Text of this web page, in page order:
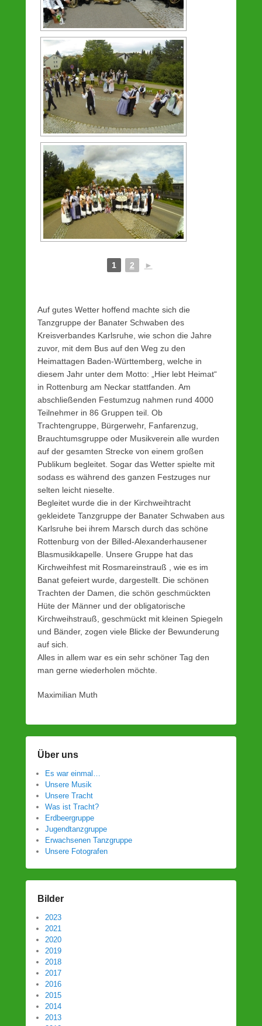
1 2 ►
Auf gutes Wetter hoffend machte sich die
Tanzgruppe der Banater Schwaben des
Kreisverbandes Karlsruhe, wie schon die Jahre
zuvor, mit dem Bus auf den Weg zu den
Heimattagen Baden-Württemberg, welche in
diesem Jahr unter dem Motto: „Hier lebt Heimat“
in Rottenburg am Neckar stattfanden. Am
abschließenden Festumzug nahmen rund 4000
Teilnehmer in 86 Gruppen teil. Ob
Trachtengruppe, Bürgerwehr, Fanfarenzug,
Brauchtumsgruppe oder Musikverein alle wurden
auf der gesamten Strecke von einem großen
Publikum begleitet. Sogar das Wetter spielte mit
sodass es während des ganzen Festzuges nur
selten leicht nieselte.
Begleitet wurde die in der Kirchweihtracht
gekleidete Tanzgruppe der Banater Schwaben aus
Karlsruhe bei ihrem Marsch durch das schöne
Rottenburg von der Billed-Alexanderhausener
Blasmusikkapelle. Unsere Gruppe hat das
Kirchweihfest mit Rosmareinstrauß , wie es im
Banat gefeiert wurde, dargestellt. Die schönen
Trachten der Damen, die schön geschmückten
Hüte der Männer und der obligatorische
Kirchweihstrauß, geschmückt mit kleinen Spiegeln
und Bänder, zogen viele Blicke der Bewunderung
auf sich.
Alles in allem war es ein sehr schöner Tag den
man gerne wiederholen möchte.
Maximilian Muth
Über uns
Es war einmal…
Unsere Musik
Unsere Tracht
Was ist Tracht?
Erdbeergruppe
Jugendtanzgruppe
Erwachsenen Tanzgruppe
Unsere Fotografen
Bilder
2023
2021
2020
2019
2018
2017
2016
2015
2014
2013